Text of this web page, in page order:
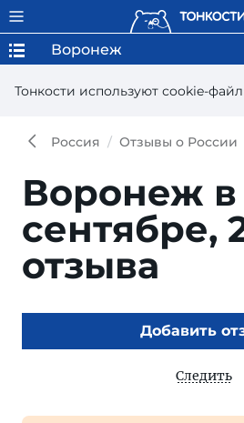
Тонкости используют сookie-
Воронеж
Россия Отзывы о России
Воронеж в
сентябре,
отзыва
Добавить
Следить